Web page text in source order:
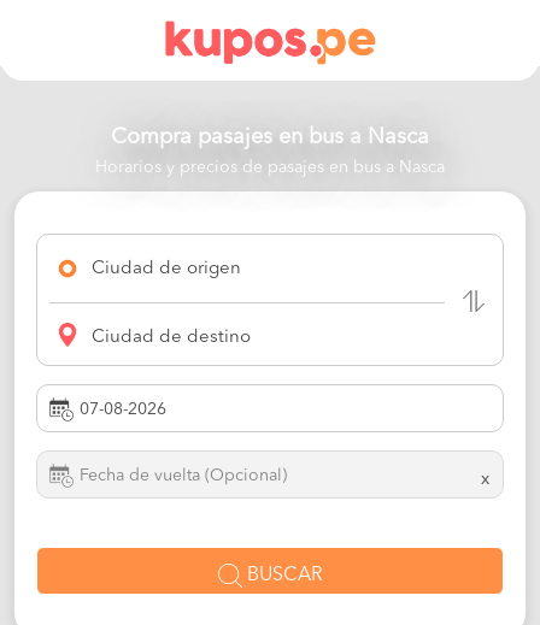
Compra pasajes en bus a Nasca
Horarios y precios de pasajes en bus a Nasca
Ciudad de origen
Ciudad de destino
x
BUSCAR